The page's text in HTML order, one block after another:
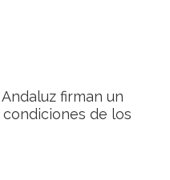
firman un
de los